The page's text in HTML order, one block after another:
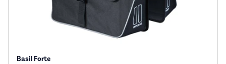
Basil Forte